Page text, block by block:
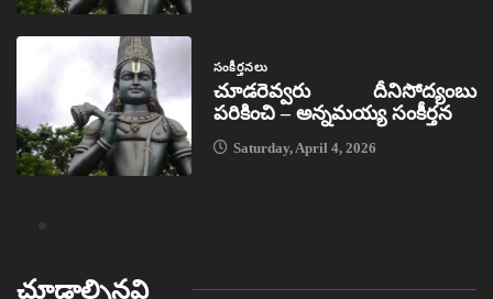
సంకీర్తనలు
చూడరెవ్వరు దీనిసోద్యంబు
పరికించి – అన్నమయ్య సంకీర్తన
Saturday, April 4, 2026
చూడాల్సినవి